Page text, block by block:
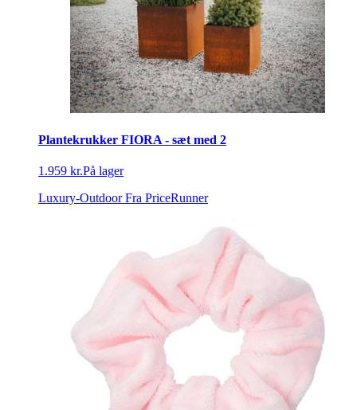
Plantekrukker FIORA - sæt med 2
1.959 kr.På lager
Luxury-Outdoor Fra PriceRunner